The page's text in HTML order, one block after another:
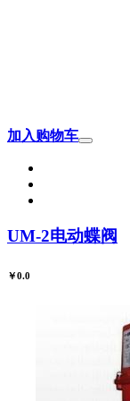
加入购物车
UM-2电动蝶阀
￥0.0